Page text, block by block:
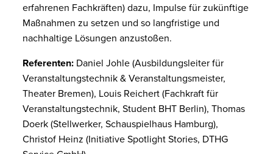
erfahrenen Fachkräften) dazu, Impulse für zukünftige
Maßnahmen zu setzen und so langfristige und
nachhaltige Lösungen anzustoßen.
Referenten:Daniel Johle (Ausbildungsleiter für
Veranstaltungstechnik & Veranstaltungsmeister,
Theater Bremen), Louis Reichert (Fachkraft für
Veranstaltungstechnik, Student BHT Berlin), Thomas
Doerk (Stellwerker, Schauspielhaus Hamburg),
Christof Heinz (Initiative Spotlight Stories, DTHG